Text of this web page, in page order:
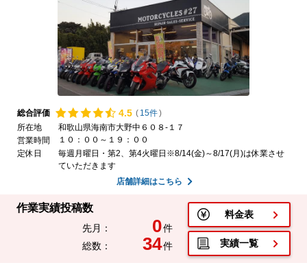
総合評価 4.5 ( 15件)
所在地
和歌山県海南市大野中６０８-１７
営業時間
１０：００～１９：００
定休日
毎週月曜日・第2、第4火曜日※8/14(金)～8/17(月)は休業させ
ていただきます
店舗詳細はこちら
作業実績投稿数
先月： 0件
総数：
34件
料金表
実績一覧